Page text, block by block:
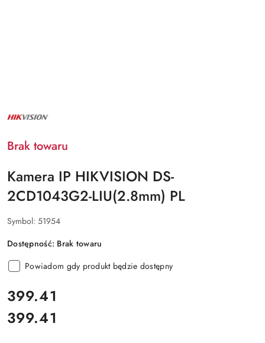
NAZWA
PRODUCENTA:
Brak towaru
Kamera IP HIKVISION DS-
2CD1043G2-LIU(2.8mm) PL
Symbol: 51954
Dostępność: Brak towaru
Powiadom gdy produkt będzie dostępny
cena:
399.41
Cena:
399.41